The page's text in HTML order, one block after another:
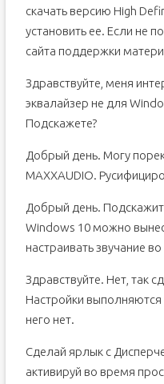
скачать версию High
установить ее. Если не
сайта поддержки
Здравствуйте, меня
эквалайзер не для
Подскажете?
Добрый день. Могу
MAXXAUDIO.
Добрый день.
Windows 10 можно
настраивать звучание
Здравствуйте. Нет, так
Настройки выполняются
него нет.
Сделай ярлык с
активируй во время